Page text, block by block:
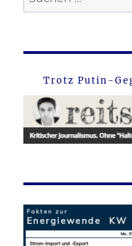
nach:
Trotz Putin-